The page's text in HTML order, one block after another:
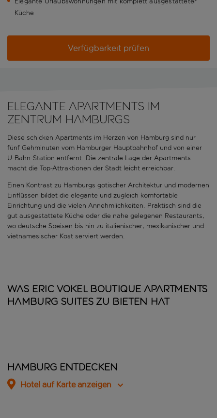
Küche
Verfügbarkeit prüfen
Elegante Apartments im
Zentrum Hamburgs
Diese schicken Apartments im Herzen von Hamburg sind nur
fünf Gehminuten vom Hamburger Hauptbahnhof und von einer
U-Bahn-Station entfernt. Die zentrale Lage der Apartments
macht die Top-Attraktionen der Stadt leicht erreichbar.
Einen Kontrast zu Hamburgs gotischer Architektur und modernen
Einflüssen bildet die elegante und zugleich komfortable
Einrichtung und die vielen Annehmlichkeiten. Praktisch sind die
gut ausgestattete Küche oder die nahe gelegenen Restaurants,
wo deutsche Speisen bis hin zu italienischer, mexikanischer und
vietnamesischer Kost serviert werden.
Was Eric Vokel Boutique Apartments
Hamburg Suites zu bieten hat
Hamburg entdecken
Hotel auf Karte anzeigen